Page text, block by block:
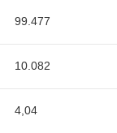
99.477
10.082
4,04